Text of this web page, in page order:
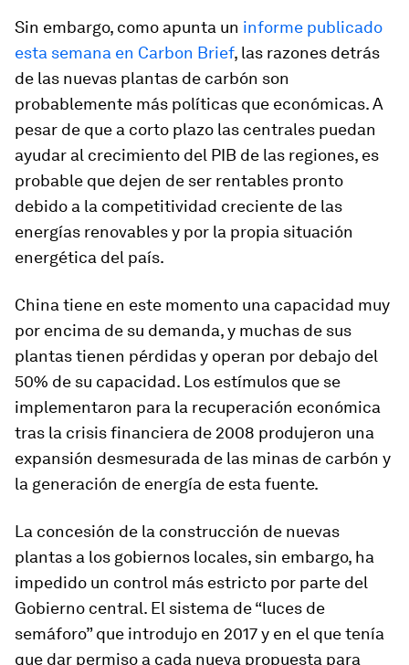
Sin embargo, como apunta un informe publicado
esta semana en Carbon Brief, las razones detrás
de las nuevas plantas de carbón son
probablemente más políticas que económicas. A
pesar de que a corto plazo las centrales puedan
ayudar al crecimiento del PIB de las regiones, es
probable que dejen de ser rentables pronto
debido a la competitividad creciente de las
energías renovables y por la propia situación
energética del país.
China tiene en este momento una capacidad muy
por encima de su demanda, y muchas de sus
plantas tienen pérdidas y operan por debajo del
50% de su capacidad. Los estímulos que se
implementaron para la recuperación económica
tras la crisis financiera de 2008 produjeron una
expansión desmesurada de las minas de carbón y
la generación de energía de esta fuente.
La concesión de la construcción de nuevas
plantas a los gobiernos locales, sin embargo, ha
impedido un control más estricto por parte del
Gobierno central. El sistema de “luces de
semáforo” que introdujo en 2017 y en el que tenía
que dar permiso a cada nueva propuesta para